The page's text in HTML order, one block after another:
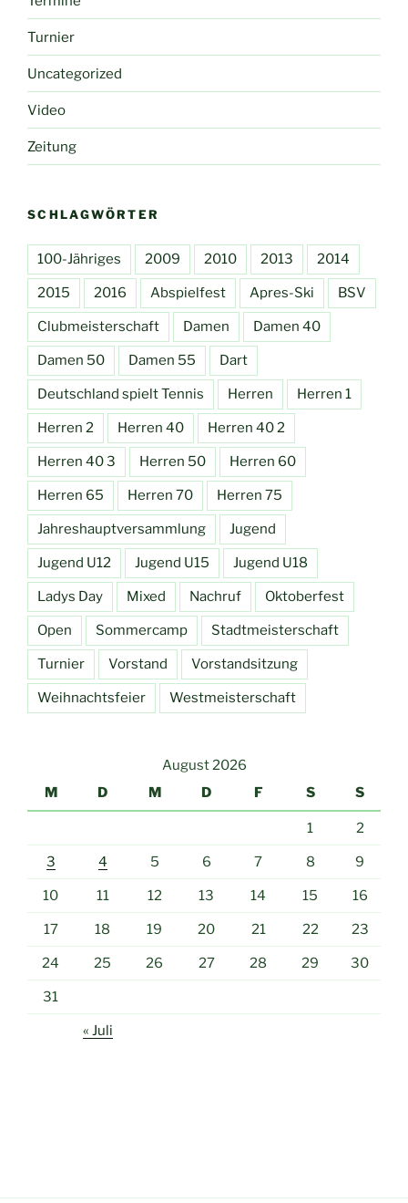
Turnier
Uncategorized
Video
Zeitung
SCHLAGWÖRTER
100-Jähriges 2009 2010 2013 2014
2015 2016 Abspielfest Apres-Ski BSV
Clubmeisterschaft Damen Damen 40
Damen 50 Damen 55 Dart
Deutschland spielt Tennis Herren Herren 1
Herren 2 Herren 40 Herren 40 2
Herren 40 3 Herren 50 Herren 60
Herren 65 Herren 70 Herren 75
Jahreshauptversammlung Jugend
Jugend U12 Jugend U15 Jugend U18
Ladys Day Mixed Nachruf Oktoberfest
Open Sommercamp Stadtmeisterschaft
Turnier Vorstand Vorstandsitzung
Weihnachtsfeier Westmeisterschaft
August 2026
M
D M D F S S
1 2
3 4 5 6 7 8 9
10 11 12 13 14 15 16
17 18 19 20 21 22 23
24 25 26 27 28 29 30
31
« Juli